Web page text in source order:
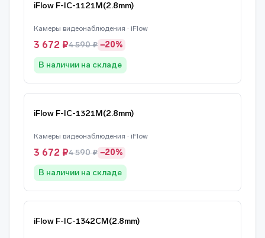
iFlow F-IC-1121M(2.8mm)
Камеры видеонаблюдения · iFlow
3 672 ₽4 590 ₽ −20%
В наличии на складе
iFlow F-IC-1321M(2.8mm)
Камеры видеонаблюдения · iFlow
3 672 ₽4 590 ₽ −20%
В наличии на складе
iFlow F-IC-1342CM(2.8mm)